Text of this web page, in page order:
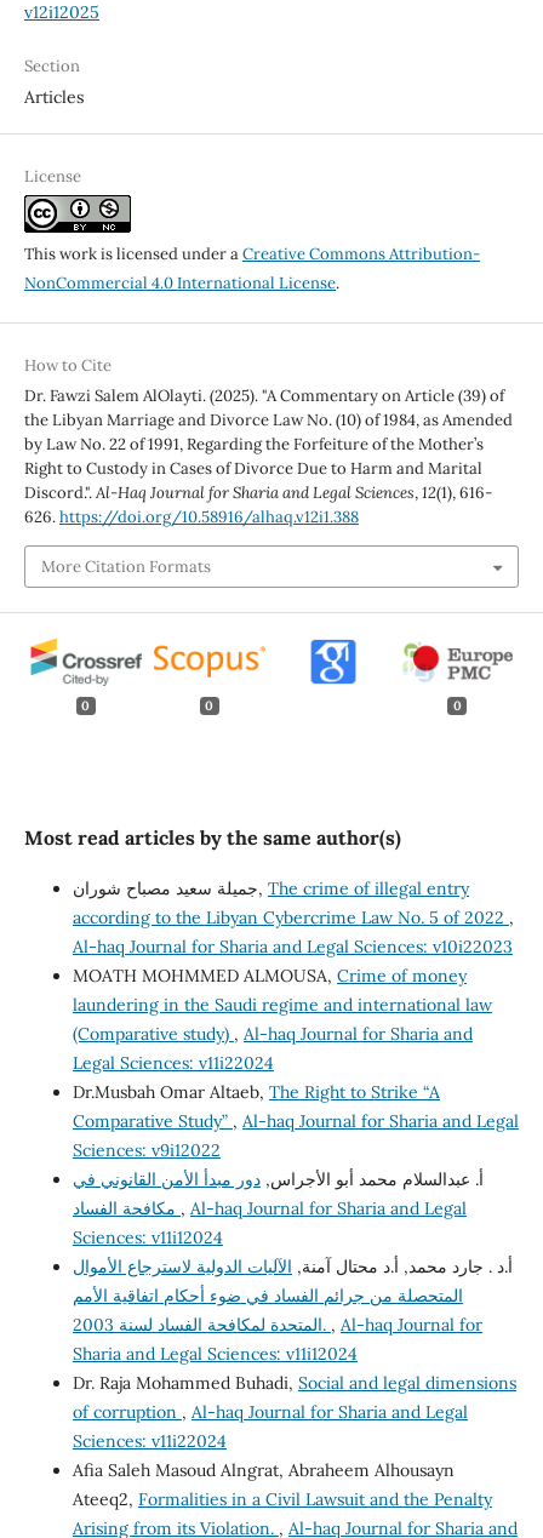
v12i12025
Section
Articles
License
This work is licensed under aCreative Commons Attribution-
NonCommercial 4.0 International License.
How to Cite
Dr. Fawzi Salem AlOlayti. (2025). "A Commentary on Article (39) of
the Libyan Marriage and Divorce Law No. (10) of 1984, as Amended
by Law No. 22 of 1991, Regarding the Forfeiture of the Mother’s
Right to Custody in Cases of Divorce Due to Harm and Marital
Discord.".Al-Haq Journal for Sharia and Legal Sciences,12(1), 616-
626.https://doi.org/10.58916/alhaq.v12i1.388
More Citation Formats
0 0 0
Most read articles by the same author(s)
جميلة سعيد مصباح شوران, The crime of illegal entry
according to the Libyan Cybercrime Law No. 5 of 2022 ,
Al-haq Journal for Sharia and Legal Sciences: v10i22023
MOATH MOHMMED ALMOUSA, Crime of money
laundering in the Saudi regime and international law
(Comparative study) , Al-haq Journal for Sharia and
Legal Sciences: v11i22024
Dr.Musbah Omar Altaeb, The Right to Strike “A
Comparative Study” , Al-haq Journal for Sharia and Legal
Sciences: v9i12022
أ. عبدالسلام محمد أبو الأجراس,دور مبدأ الأمن القانوني في
, Al-haq Journal for Sharia and Legal
Sciences: v11i12024
أ.د . جارد محمد, أ.د محتال آمنة, الآليات الدولية لاسترجاع الأموال
المتحصلة من جرائم الفساد في ضوء أحكام اتفاقية الأمم
المتحدة لمكافحة الفساد لسنة 2003. , Al-haq Journal for
Sharia and Legal Sciences: v11i12024
Dr. Raja Mohammed Buhadi, Social and legal dimensions
of corruption , Al-haq Journal for Sharia and Legal
Sciences: v11i22024
Afia Saleh Masoud Alngrat, Abraheem Alhousayn
Ateeq2, Formalities in a Civil Lawsuit and the Penalty
Arising from its Violation. , Al-haq Journal for Sharia and